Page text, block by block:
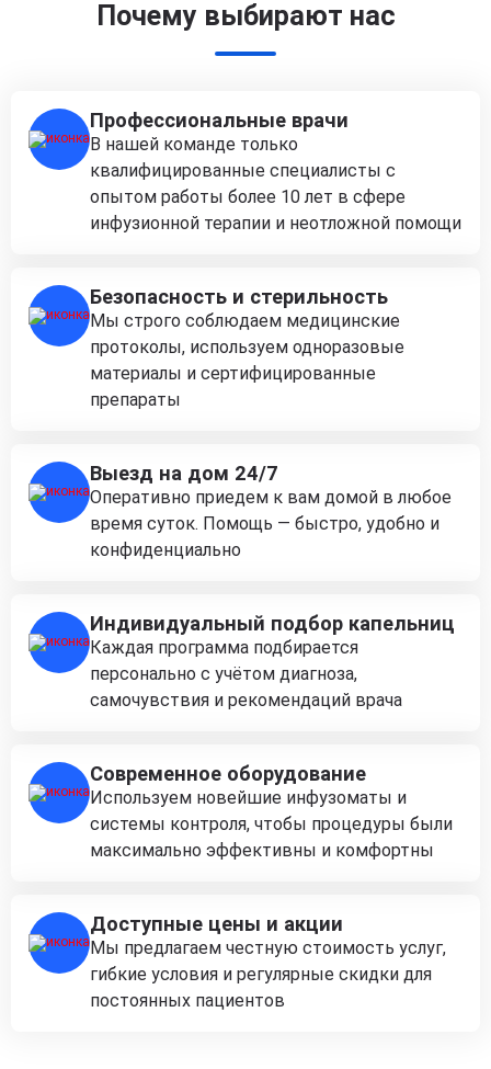
Почему выбирают нас
Профессиональные врачи
В нашей команде только
квалифицированные специалисты с
опытом работы более 10 лет в сфере
инфузионной терапии и неотложной помощи
Безопасность и стерильность
Мы строго соблюдаем медицинские
протоколы, используем одноразовые
материалы и сертифицированные
препараты
Выезд на дом 24/7
Оперативно приедем к вам домой в любое
время суток. Помощь — быстро, удобно и
конфиденциально
Индивидуальный подбор капельниц
Каждая программа подбирается
персонально с учётом диагноза,
самочувствия и рекомендаций врача
Современное оборудование
Используем новейшие инфузоматы и
системы контроля, чтобы процедуры были
максимально эффективны и комфортны
Доступные цены и акции
Мы предлагаем честную стоимость услуг,
гибкие условия и регулярные скидки для
постоянных пациентов